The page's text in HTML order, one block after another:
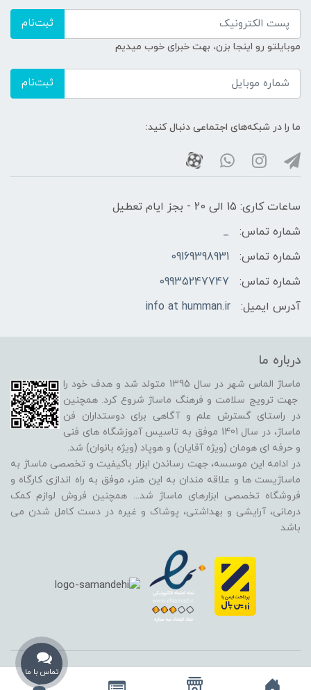
تماس با ما
ثبت‌نام
موبایلتو رو اینجا بزن، بهت خبرای خوب میدیم
ثبت‌نام
ما را در شبکه‌های اجتماعی دنبال کنید:
ساعات کاری: 15 الی 20 - بجز ایام تعطیل
شماره تماس:
_
شماره تماس:
09169398931
شماره تماس:
09935247747
آدرس ایمیل:
info at humman.ir
درباره ما
ماساژ الماس شهر در سال 1395 متولد شد و هدف خود را
جهت ترویج سلامت و فرهنگ ماساژ شروع کرد. همچنین
در راستای گسترش علم و آگاهی برای دوستداران فن
ماساژ، در سال 1401 موفق به تاسیس آموزشگاه های فنی
و حرفه ای هومان (ویژه آقایان) و هوپاد (ویژه بانوان) شد.
در ادامه این موسسه، جهت رساندن ابزار باکیفیت و تخصصی ماساژ به
ماساژیست ها و علاقه مندان به این هنر، موفق به راه اندازی کارگاه و
فروشگاه تخصصی ابزارهای ماساژ شد... همچنین فروش لوازم کمک
درمانی، آرایشی و بهداشتی، پوشاک و غیره در دست کامل شدن می
باشد
استفاده از تمامی مطالب، تصاویر و محتوای سایت فقط برای مقاصد غیر تجاری
و با ذکر منبع بلامانع است و تمامی حقوق این وب‌سایت نیز برای مرکز ماساژ